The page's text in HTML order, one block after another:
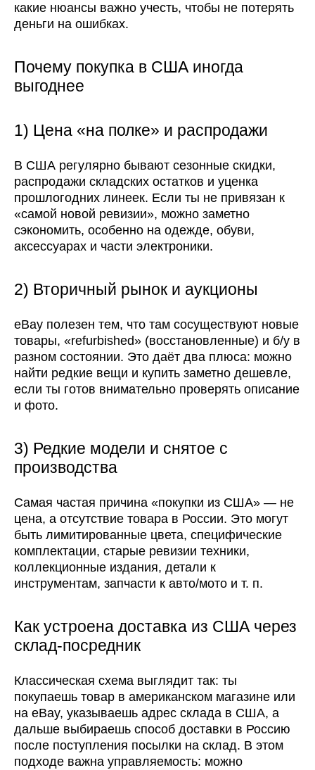
какие нюансы важно учесть, чтобы не потерять
деньги на ошибках.
Почему покупка в США иногда
выгоднее
1) Цена «на полке» и распродажи
В США регулярно бывают сезонные скидки,
распродажи складских остатков и уценка
прошлогодних линеек. Если ты не привязан к
«самой новой ревизии», можно заметно
сэкономить, особенно на одежде, обуви,
аксессуарах и части электроники.
2) Вторичный рынок и аукционы
eBay полезен тем, что там сосуществуют новые
товары, «refurbished» (восстановленные) и б/у в
разном состоянии. Это даёт два плюса: можно
найти редкие вещи и купить заметно дешевле,
если ты готов внимательно проверять описание
и фото.
3) Редкие модели и снятое с
производства
Самая частая причина «покупки из США» — не
цена, а отсутствие товара в России. Это могут
быть лимитированные цвета, специфические
комплектации, старые ревизии техники,
коллекционные издания, детали к
инструментам, запчасти к авто/мото и т. п.
Как устроена доставка из США через
склад-посредник
Классическая схема выглядит так: ты
покупаешь товар в американском магазине или
на eBay, указываешь адрес склада в США, а
дальше выбираешь способ доставки в Россию
после поступления посылки на склад. В этом
подходе важна управляемость: можно